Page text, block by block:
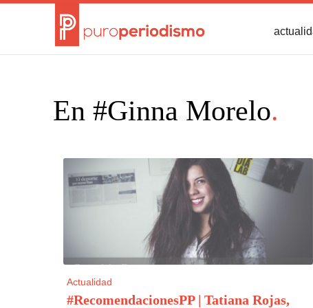
En #Ginna Morelo.
Actualidad
#RecomendacionesPP | Tatiana Rojas,